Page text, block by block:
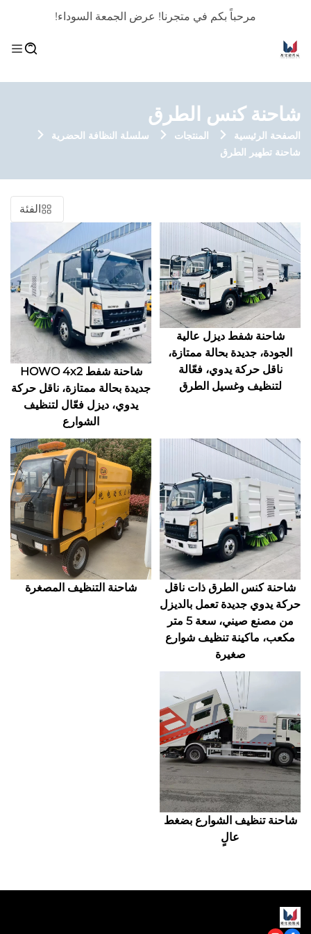
مرحباً بكم في متجرنا! عرض الجمعة السوداء!
شاحنة كنس الطرق
الصفحة الرئيسية المنتجات
سلسلة النظافة الحضرية
شاحنة تطهير الطرق
الفئة
شاحنة شفط ديزل عالية
الجودة، جديدة بحالة ممتازة،
ناقل حركة يدوي، فعّالة
لتنظيف وغسيل الطرق
شاحنة شفط HOWO 4x2
جديدة بحالة ممتازة، ناقل حركة
يدوي، ديزل فعّال لتنظيف
الشوارع
شاحنة كنس الطرق ذات ناقل
حركة يدوي جديدة تعمل بالديزل
من مصنع صيني، سعة 5 متر
مكعب، ماكينة تنظيف شوارع
صغيرة
شاحنة التنظيف المصغرة
شاحنة تنظيف الشوارع بضغط
عالٍ